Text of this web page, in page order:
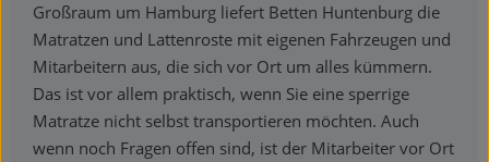
Großraum um Hamburg liefert Betten Huntenburg die
Matratzen und Lattenroste mit eigenen Fahrzeugen und
Mitarbeitern aus, die sich vor Ort um alles kümmern.
Das ist vor allem praktisch, wenn Sie eine sperrige
Matratze nicht selbst transportieren möchten. Auch
wenn noch Fragen offen sind, ist der Mitarbeiter vor Ort